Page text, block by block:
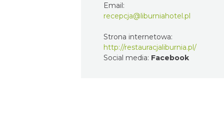
Email:
recepcja@liburniahotel.pl
Strona internetowa:
http://restauracjaliburnia.pl/
Social media: Facebook